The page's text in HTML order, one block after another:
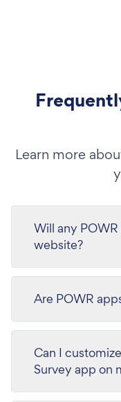
Learn more
Will any
website?
Are POWR
Can I
Survey app on